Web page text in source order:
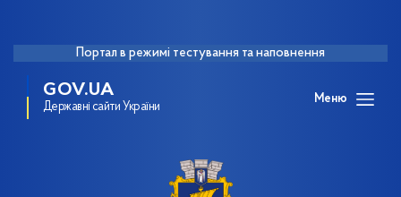
Портал в режимі тестування та наповнення
GOV.UA
Державні сайти України
Меню